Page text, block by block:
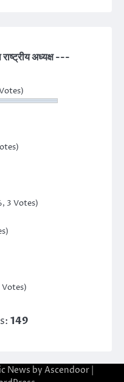
राष्ट्रीय अध्यक्ष ---
3 Votes)
149
News by Ascendoor